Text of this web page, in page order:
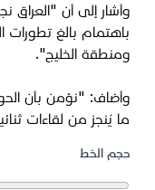
وأشار إلى أن "العراق
باهتمام بالغ تطورات
ومنطقة الخليج".
وأضاف: "نؤمن بأن
ما يُنجز من لقاءات
حجم الخط